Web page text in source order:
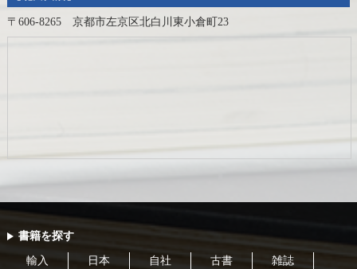
〒606-8265 京都市左京区北白川東小倉町23
書籍を探す
輸入 日本 自社 古書 雑誌